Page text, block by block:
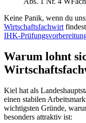
Keine Panik, wenn du
Wirtschaftsfachwirt
IHK-
Warum lohnt
Kiel hat als
einen stabilen
wichtigsten Gründe,
besonders attraktiv ist: